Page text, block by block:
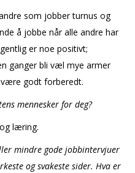
som jobber turnus og
å jobbe når alle andre har
er noe positivt;
ganger bli væl mye armer
være godt forberedt.
mennesker for deg?
læring.
mindre gode jobbintervjuer
og svakeste sider. Hva er